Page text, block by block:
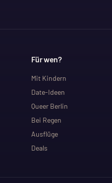
Für wen?
Mit Kindern
Date-Ideen
Queer Berlin
Bei Regen
Ausflüge
Deals